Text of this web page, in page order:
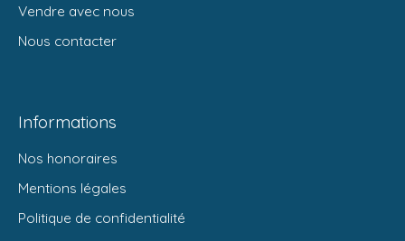
Vendre avec nous
Nous contacter
Informations
Nos honoraires
Mentions légales
Politique de confidentialité